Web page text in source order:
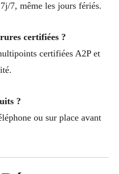
7, même les jours fériés.
certifiées ?
certifiées A2P et
?
ou sur place avant